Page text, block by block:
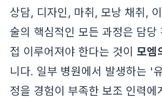
상담, 디자인, 마취, 모낭 채취,
술의 핵심적인 모든 과정은 담당
접 이루어져야 한다는 것이 모엠
니다. 일부 병원에서 발생하는 '
정을 경험이 부족한 보조 인력에